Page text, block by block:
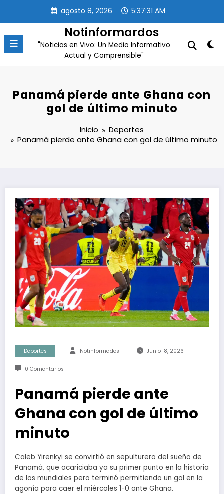
contenido
agosto 8, 2026 5:37:31 AM
Notinformardos
"Noticias en Vivo: Un Medio Informativo
Actual y Comprensible"
Panamá pierde ante Ghana con
gol de último minuto
Inicio
Deportes
Panamá pierde ante Ghana con gol de último minuto
Deportes Notinformados Junio 18, 2026
0 Comentarios
Panamá pierde ante
Ghana con gol de último
minuto
Caleb Yirenkyi se convirtió en sepulturero del sueño de
Panamá, que acariciaba ya su primer punto en la historia
de los mundiales pero terminó permitiendo un gol en la
agonía para caer el miércoles 1-0 ante Ghana.